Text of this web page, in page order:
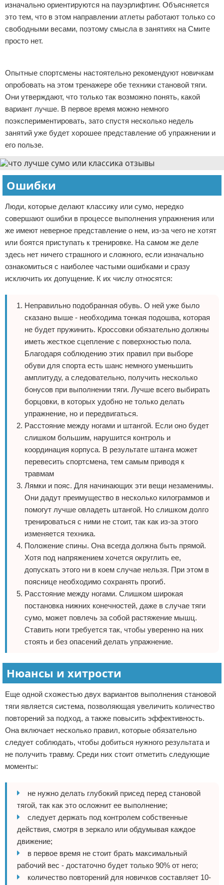
изначально ориентируются на пауэрлифтинг. Объясняется
это тем, что в этом направлении атлеты работают только со
свободными весами, поэтому смысла в занятиях на Смите
просто нет.
Опытные спортсмены настоятельно рекомендуют новичкам
опробовать на этом тренажере обе техники становой тяги.
Они утверждают, что только так возможно понять, какой
вариант лучше. В первое время можно немного
поэкспериментировать, зато спустя несколько недель
занятий уже будет хорошее представление об упражнении и
его пользе.
Ошибки
Люди, которые делают классику или сумо, нередко
совершают ошибки в процессе выполнения упражнения или
же имеют неверное представление о нем, из-за чего не хотят
или боятся приступать к тренировке. На самом же деле
здесь нет ничего страшного и сложного, если изначально
ознакомиться с наиболее частыми ошибками и сразу
исключить их допущение. К их числу относятся:
Неправильно подобранная обувь. О ней уже было
сказано выше - необходима тонкая подошва, которая
не будет пружинить. Кроссовки обязательно должны
иметь жесткое сцепление с поверхностью пола.
Благодаря соблюдению этих правил при выборе
обуви для спорта есть шанс немного уменьшить
амплитуду, а следовательно, получить несколько
бонусов при выполнении тяги. Лучше всего выбирать
борцовки, в которых удобно не только делать
упражнение, но и передвигаться.
Расстояние между ногами и штангой. Если оно будет
слишком большим, нарушится контроль и
координация корпуса. В результате штанга может
перевесить спортсмена, тем самым приводя к
травмам
Лямки и пояс. Для начинающих эти вещи незаменимы.
Они дадут преимущество в несколько килограммов и
помогут лучше овладеть штангой. Но слишком долго
тренироваться с ними не стоит, так как из-за этого
изменяется техника.
Положение спины. Она всегда должна быть прямой.
Хотя под напряжением хочется округлить ее,
допускать этого ни в коем случае нельзя. При этом в
пояснице необходимо сохранять прогиб.
Расстояние между ногами. Слишком широкая
постановка нижних конечностей, даже в случае тяги
сумо, может повлечь за собой растяжение мышц.
Ставить ноги требуется так, чтобы уверенно на них
стоять и без опасений делать упражнение.
Нюансы и хитрости
Еще одной схожестью двух вариантов выполнения становой
тяги является система, позволяющая увеличить количество
повторений за подход, а также повысить эффективность.
Она включает несколько правил, которые обязательно
следует соблюдать, чтобы добиться нужного результата и
не получить травму. Среди них стоит отметить следующие
моменты:
не нужно делать глубокий присед перед становой
тягой, так как это осложнит ее выполнение;
следует держать под контролем собственные
действия, смотря в зеркало или обдумывая каждое
движение;
в первое время не стоит брать максимальный
рабочий вес - достаточно будет только 90% от него;
количество повторений для новичков составляет 10-